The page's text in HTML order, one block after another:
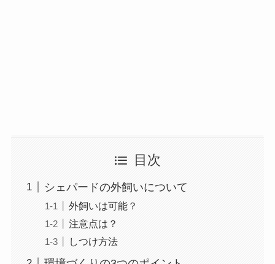
目次
シェパードの外飼いについて
外飼いは可能？
注意点は？
しつけ方法